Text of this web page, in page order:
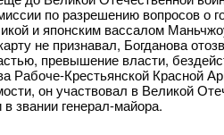
по разрешению вопросов о
и японским вассалом
не признавал, Богданова
превышение власти,
Рабоче-Крестьянской Красной
он участвовал в Великой
звании генерал-майора.